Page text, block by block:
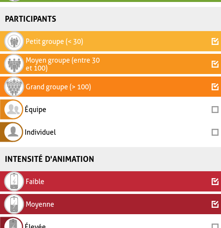
PARTICIPANTS
Petit groupe (< 30)
Moyen groupe (entre 30
et 100)
Grand groupe (> 100)
Équipe
Individuel
INTENSITÉ D'ANIMATION
Faible
Moyenne